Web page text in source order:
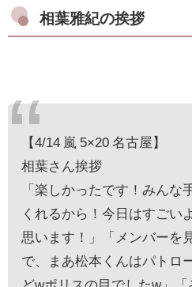
相葉雅紀の挨拶
【4/14 嵐 5×20 名古屋】
相葉さん挨拶
「楽しかったです！みんな
くれるから！今日はすごい
思います！」「メンバーを
で、まあ松本くんはパトロ
どwポリスの目でしたw」「